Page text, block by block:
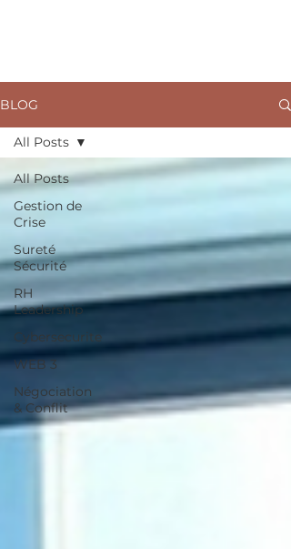
BLOG
All Posts
Gestion de
Crise
Sureté
Sécurité
RH
Leadership
Cybersecurite
WEB 3
Négociation
& Conflit
All Posts